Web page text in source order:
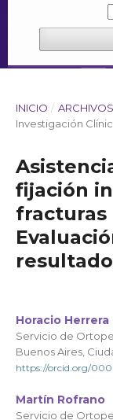
INICIO / ARCHIVOS
Investigación
fijación
fracturas
Horacio Herrera
Servicio de
Buenos Aires,
https://orcid.org/
Martín Rofrano
Servicio de